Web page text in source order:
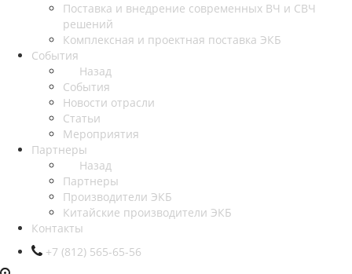
Поставка и внедрение современных ВЧ и СВЧ
решений
Комплексная и проектная поставка ЭКБ
События
Назад
События
Новости отрасли
Статьи
Мероприятия
Партнеры
Назад
Партнеры
Производители ЭКБ
Китайские производители ЭКБ
Контакты
+7 (812) 565-65-56